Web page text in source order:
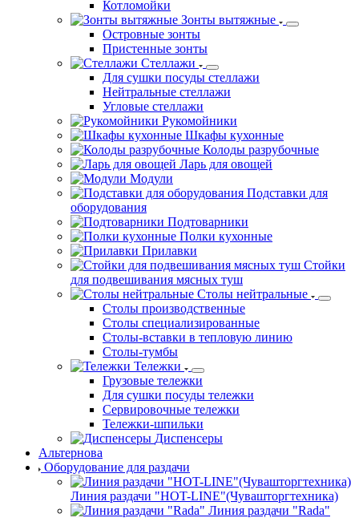
Котломойки
Зонты вытяжные
Островные зонты
Пристенные зонты
Стеллажи
Для сушки посуды стеллажи
Нейтральные стеллажи
Угловые стеллажи
Рукомойники
Шкафы кухонные
Колоды разрубочные
Ларь для овощей
Модули
Подставки для
оборудования
Подтоварники
Полки кухонные
Прилавки
Стойки
для подвешивания мясных туш
Столы нейтральные
Столы производственные
Столы специализированные
Столы-вставки в тепловую линию
Столы-тумбы
Тележки
Грузовые тележки
Для сушки посуды тележки
Сервировочные тележки
Тележки-шпильки
Диспенсеры
Альтернова
Оборудование для раздачи
Линия раздачи "HOT-LINE"(Чувашторгтехника)
Линия раздачи "Rada"